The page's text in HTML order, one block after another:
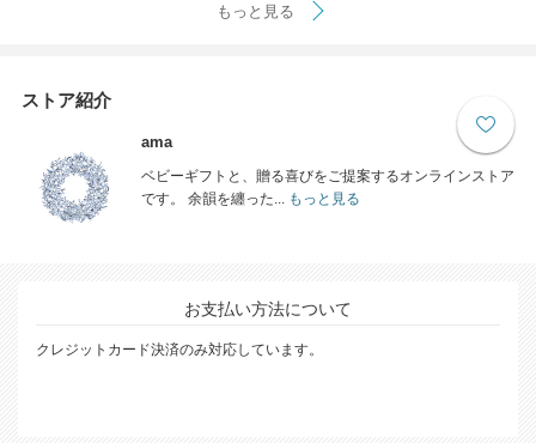
もっと見る
ストア紹介
ama
ベビーギフトと、贈る喜びをご提案するオンラインストア
です。 余韻を纏った...もっと見る
お支払い方法について
クレジットカード決済のみ対応しています。